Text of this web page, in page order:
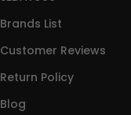
Brands List
Customer Reviews
Return Policy
Blog